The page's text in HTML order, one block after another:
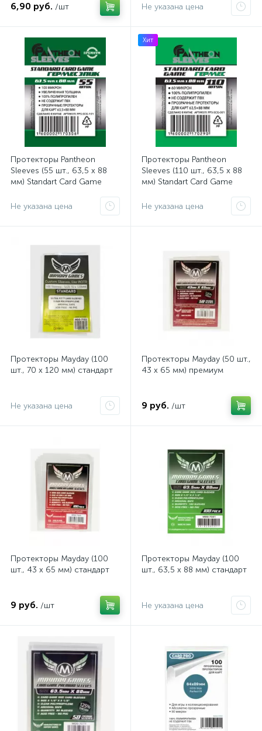
6,90 руб. /шт Не указана цена
Протекторы Pantheon
Sleeves (55 шт., 63,5 x 88
мм) Standart Card Game
Не указана цена
Хит
Протекторы Pantheon
Sleeves (110 шт., 63,5 x 88
мм) Standart Card Game
Не указана цена
Протекторы Mayday (100
шт., 70 x 120 мм) стандарт
Не указана цена
Протекторы Mayday (50 шт.,
43 x 65 мм) премиум
9 руб. /шт
Протекторы Mayday (100
шт., 43 x 65 мм) стандарт
9 руб. /шт
Протекторы Mayday (100
шт., 63,5 x 88 мм) стандарт
Не указана цена